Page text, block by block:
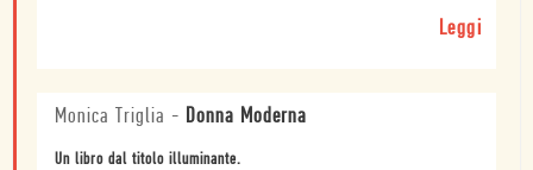
Leggi
Monica Triglia - Donna Moderna
Un libro dal titolo illuminante.